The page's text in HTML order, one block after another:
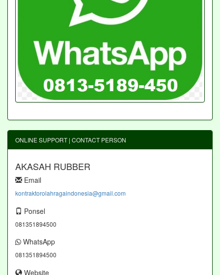
ONLINE SUPPORT | CONTACT PERSON
AKASAH RUBBER
Email
kontraktorolahragaindonesia@gmail.com
Ponsel
081351894500
WhatsApp
081351894500
Website